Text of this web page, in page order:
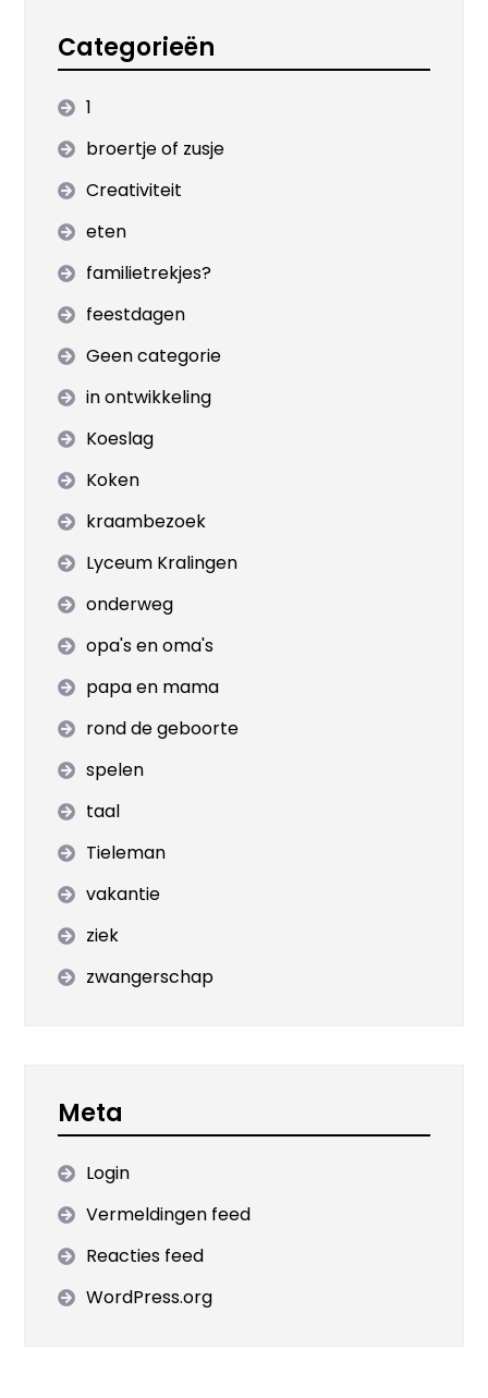
Categorieën
1
broertje of zusje
Creativiteit
eten
familietrekjes?
feestdagen
Geen categorie
in ontwikkeling
Koeslag
Koken
kraambezoek
Lyceum Kralingen
onderweg
opa's en oma's
papa en mama
rond de geboorte
spelen
taal
Tieleman
vakantie
ziek
zwangerschap
Meta
Login
Vermeldingen feed
Reacties feed
WordPress.org